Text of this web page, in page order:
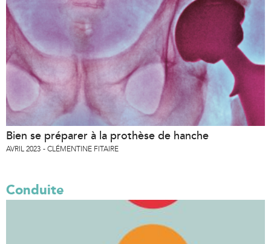
Bien se préparer à la prothèse de hanche
AVRIL 2023 CLÉMENTINE FITAIRE
Conduite